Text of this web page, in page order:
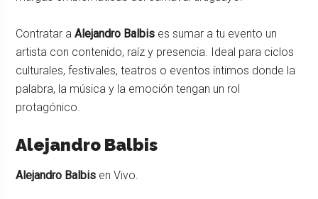
Contratar aAlejandro Balbis es sumar a tu evento un
artista con contenido, raíz y presencia. Ideal para ciclos
culturales, festivales, teatros o eventos íntimos donde la
palabra, la música y la emoción tengan un rol
protagónico.
Alejandro Balbis
Alejandro Balbis en Vivo.